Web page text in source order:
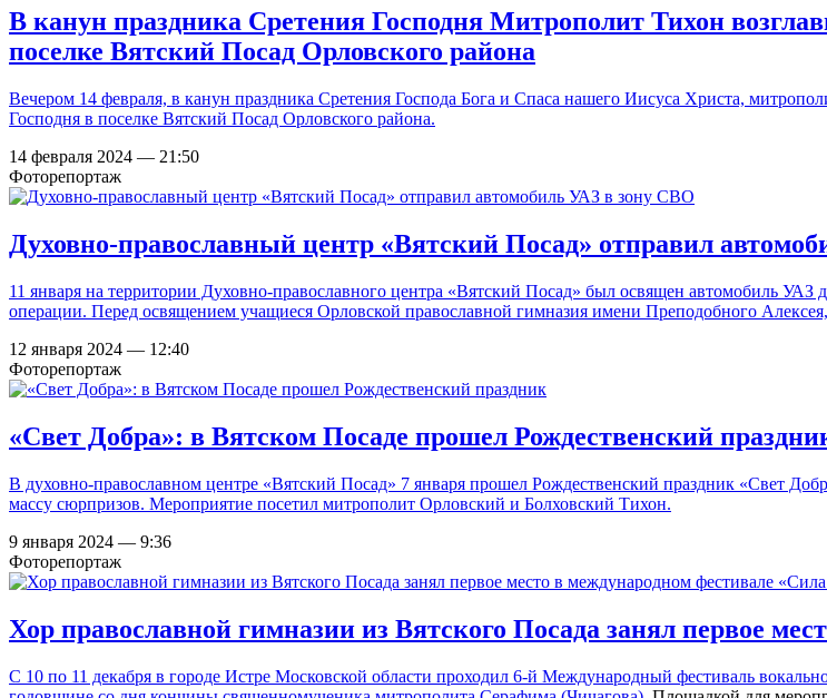
В канун праздника Сретения Господня Митрополит Тихон
поселке Вятский Посад Орловского района
Вечером 14 февраля, в канун праздника Сретения Господа Бога и Спаса нашего Иисуса Христа,
Господня в поселке Вятский Посад Орловского района.
14 февраля 2024 — 21:50
Фоторепортаж
Духовно-православный центр «Вятский Посад» отправил
11 января на территории Духовно-православного центра «Вятский Посад» был освящен автомобиль
операции. Перед освящением учащиеся Орловской православной гимназия имени Преподобного
12 января 2024 — 12:40
Фоторепортаж
«Свет Добра»: в Вятском Посаде прошел Рождественский
В духовно-православном центре «Вятский Посад» 7 января прошел Рождественский праздник «Свет
массу сюрпризов. Мероприятие посетил митрополит Орловский и Болховский Тихон.
9 января 2024 — 9:36
Фоторепортаж
Хор православной гимназии из Вятского Посада занял первое
С 10 по 11 декабря в городе Истре Московской области проходил 6-й Международный фестиваль